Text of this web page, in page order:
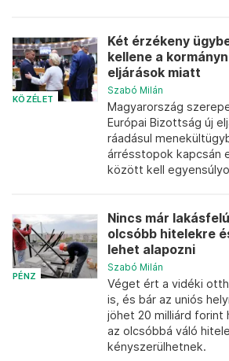
KÖZÉLET
Két érzékeny
kellene a
eljárások miatt
Szabó Milán
Magyarország
Európai Bizottság új
ráadásul
árrésstopok kapcsán
között kell
PÉNZ
Nincs már
olcsóbb hitelekre
lehet alapozni
Szabó Milán
Véget ért a vidéki
is, és bár az uniós
jöhet 20 milliárd forint
az olcsóbbá váló
kényszerülhetnek.